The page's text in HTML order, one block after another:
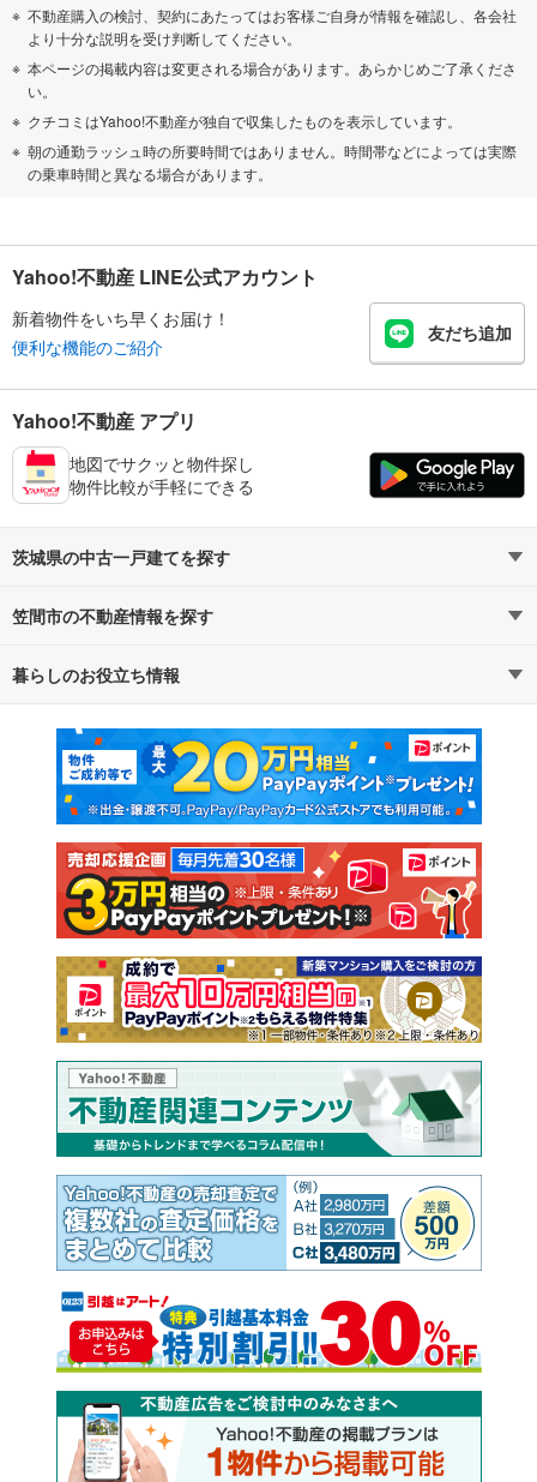
不動産購入の検討、契約にあたってはお客様ご自身が情報を確認し、各会社
より十分な説明を受け判断してください。
本ページの掲載内容は変更される場合があります。あらかじめご了承くださ
い。
クチコミはYahoo!不動産が独自で収集したものを表示しています。
朝の通勤ラッシュ時の所要時間ではありません。時間帯などによっては実際
の乗車時間と異なる場合があります。
Yahoo!不動産 LINE公式アカウント
新着物件をいち早くお届け！
便利な機能のご紹介
友だち追加
Yahoo!不動産 アプリ
地図でサクッと物件探し
物件比較が手軽にできる
茨城県の中古一戸建てを探す
路線・駅から探す
通勤・通学時間から探す
笠間市の不動産情報を探す
不動産・住宅
新築マンション 中古マンション
新築一戸建て 中古一戸建て
注文住宅 土地
売却査定
暮らしのお役立ち情報
マンションカタログ 教えて！住まいの先生